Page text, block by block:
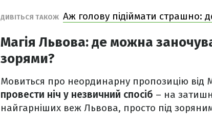
ДИВІТЬСЯ ТАКОЖ Аж голову підіймати страшно:
Магія Львова: де можна
зорями?
Мовиться про неординарну пропозицію від
провести ніч у незвичний спосіб – на
найгарніших веж Львова, просто під